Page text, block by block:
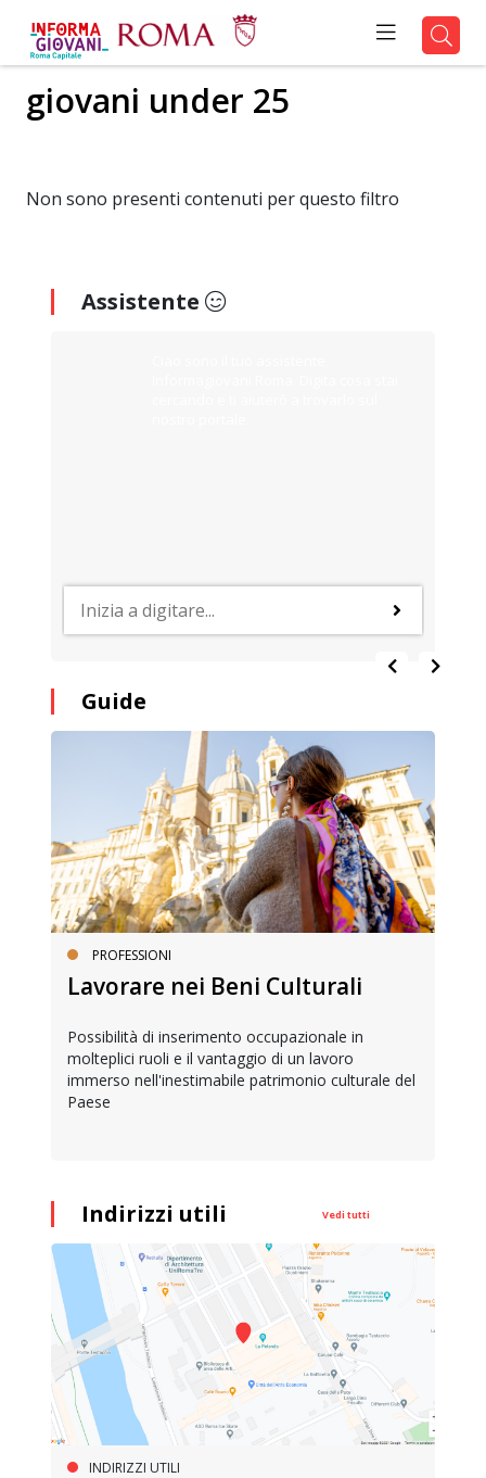
giovani under 25
Non sono presenti contenuti per questo filtro
Assistente
Guide
PROFESSIONI
Lavorare nei Beni Culturali
Possibilità di inserimento occupazionale in
molteplici ruoli e il vantaggio di un lavoro
immerso nell'inestimabile patrimonio culturale del
Paese
Indirizzi utili Vedi tutti
INDIRIZZI UTILI